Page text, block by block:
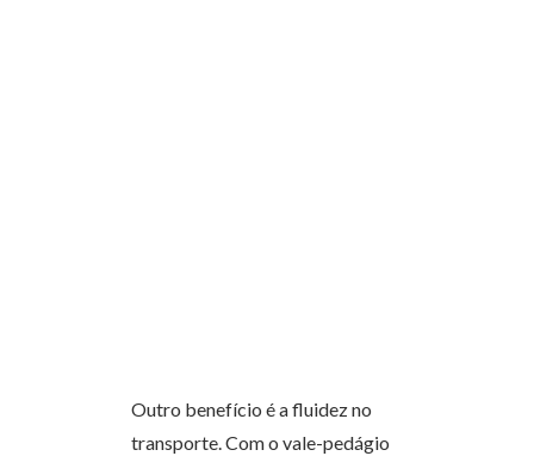
Outro benefício é a fluidez no
transporte. Com o vale-pedágio